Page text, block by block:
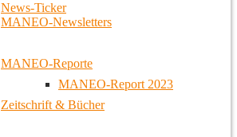
News-Ticker
MANEO-Newsletters
MANEO-Reporte
MANEO-Report 2023
Zeitschrift & Bücher